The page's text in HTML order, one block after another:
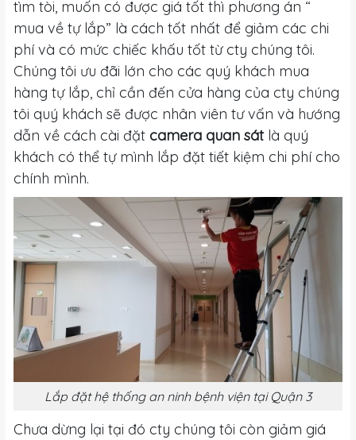
tìm tòi, muốn có được giá tốt thì phương án “
mua về tự lắp” là cách tốt nhất để giảm các chi
phí và có mức chiếc khấu tốt từ cty chúng tôi.
Chúng tôi ưu đãi lớn cho các quý khách mua
hàng tự lắp, chỉ cần đến cửa hàng của cty chúng
tôi quý khách sẽ được nhân viên tư vấn và hướng
dẫn về cách cài đặt camera quan sátlà quý
khách có thể tự mình lắp đặt tiết kiệm chi phí cho
chính mình.
Lắp đặt hệ thống an ninh bệnh viện tại Quận 3
Chưa dừng lại tại đó cty chúng tôi còn giảm giá